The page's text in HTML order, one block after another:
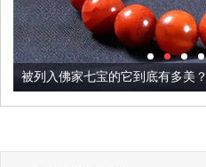
被列入佛家七宝的它到底有多美？